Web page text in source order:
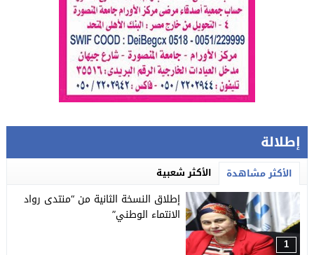
إطلالة
الأكثر مشاهدة الأكثر شعبية
1
إطلاق النسخة الثانية من “منتدى رواد
الانتماء الوطني”